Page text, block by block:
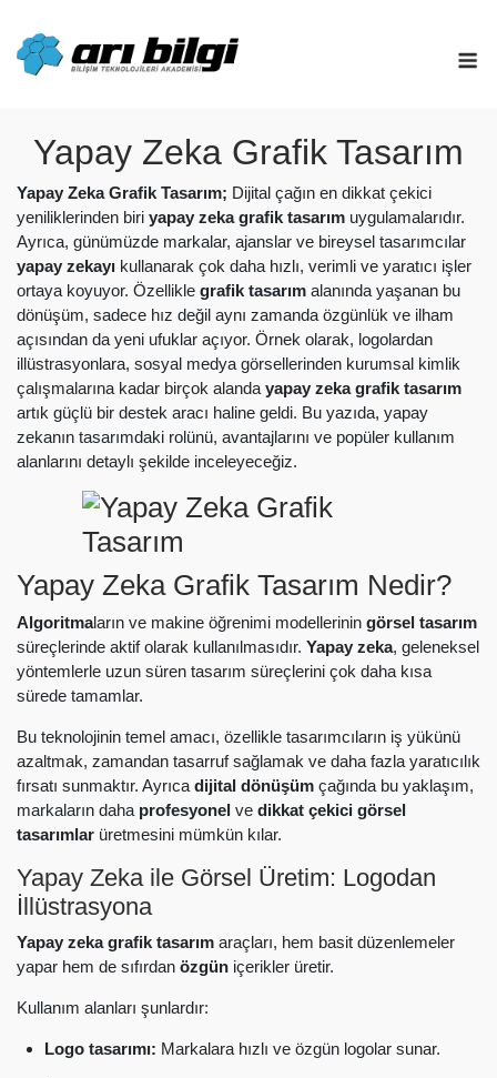
content
Yapay Zeka Grafik Tasarım
Yapay Zeka Grafik Tasarım; Dijital çağın en dikkat çekici
yeniliklerinden biri yapay zeka grafik tasarım uygulamalarıdır.
Ayrıca, günümüzde markalar, ajanslar ve bireysel tasarımcılar
yapay zekayı kullanarak çok daha hızlı, verimli ve yaratıcı işler
ortaya koyuyor. Özellikle grafik tasarım alanında yaşanan bu
dönüşüm, sadece hız değil aynı zamanda özgünlük ve ilham
açısından da yeni ufuklar açıyor. Örnek olarak, logolardan
illüstrasyonlara, sosyal medya görsellerinden kurumsal kimlik
çalışmalarına kadar birçok alanda yapay zeka grafik tasarım
artık güçlü bir destek aracı haline geldi. Bu yazıda, yapay
zekanın tasarımdaki rolünü, avantajlarını ve popüler kullanım
alanlarını detaylı şekilde inceleyeceğiz.
Yapay Zeka Grafik Tasarım Nedir?
Algoritmaların ve makine öğrenimi modellerinin görsel tasarım
süreçlerinde aktif olarak kullanılmasıdır. Yapay zeka, geleneksel
yöntemlerle uzun süren tasarım süreçlerini çok daha kısa
sürede tamamlar.
Bu teknolojinin temel amacı, özellikle tasarımcıların iş yükünü
azaltmak, zamandan tasarruf sağlamak ve daha fazla yaratıcılık
fırsatı sunmaktır. Ayrıca dijital dönüşüm çağında bu yaklaşım,
markaların daha profesyonel ve dikkat çekici görsel
tasarımlar üretmesini mümkün kılar.
Yapay Zeka ile Görsel Üretim: Logodan
İllüstrasyona
Yapay zeka grafik tasarım araçları, hem basit düzenlemeler
yapar hem de sıfırdan özgün içerikler üretir.
Kullanım alanları şunlardır:
Logo tasarımı: Markalara hızlı ve özgün logolar sunar.